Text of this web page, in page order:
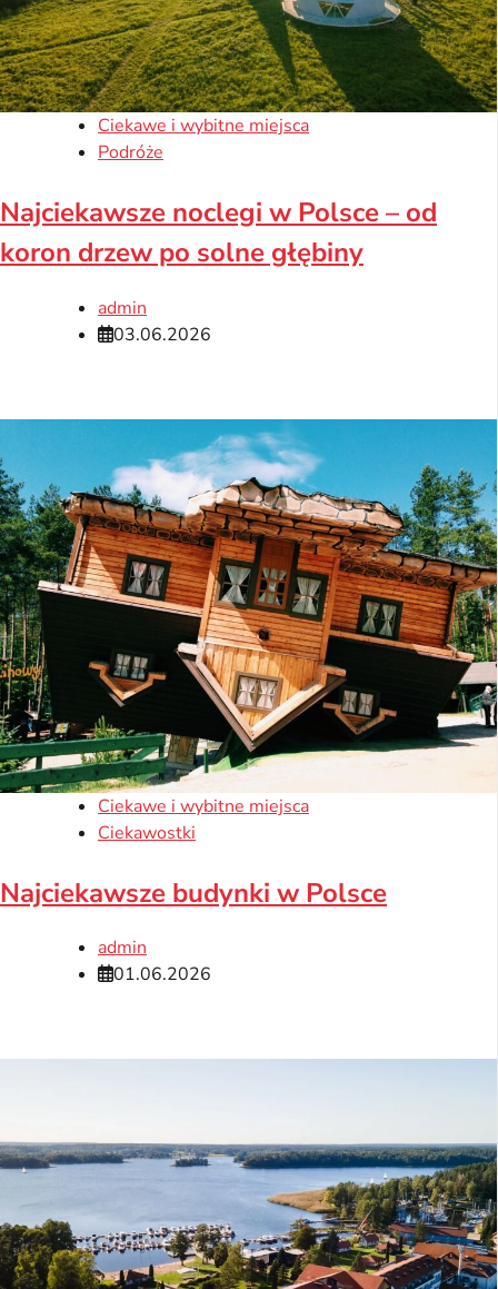
Ciekawe i wybitne miejsca
Podróże
Najciekawsze noclegi w Polsce – od
koron drzew po solne głębiny
admin
03.06.2026
Ciekawe i wybitne miejsca
Ciekawostki
Najciekawsze budynki w Polsce
admin
01.06.2026